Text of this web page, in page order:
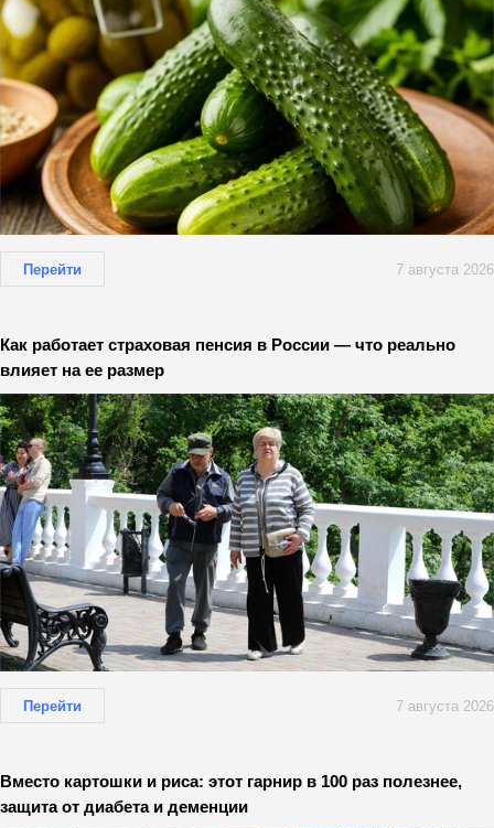
Перейти 7 августа 2026
Как работает страховая пенсия в России — что реально
влияет на ее размер
Перейти 7 августа 2026
Вместо картошки и риса: этот гарнир в 100 раз полезнее,
защита от диабета и деменции